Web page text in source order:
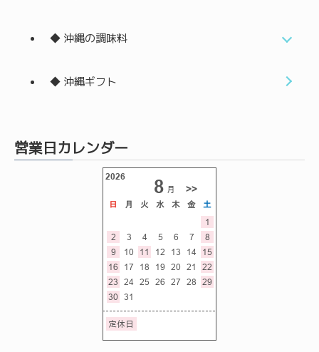
◆ 沖縄の調味料
◆ 沖縄ギフト
営業日カレンダー